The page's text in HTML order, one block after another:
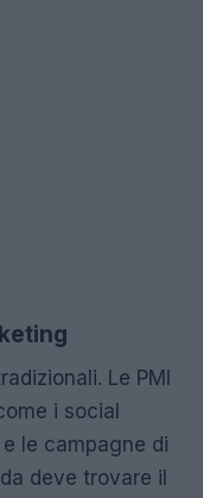
Le PMI
i social
le campagne di
deve trovare il